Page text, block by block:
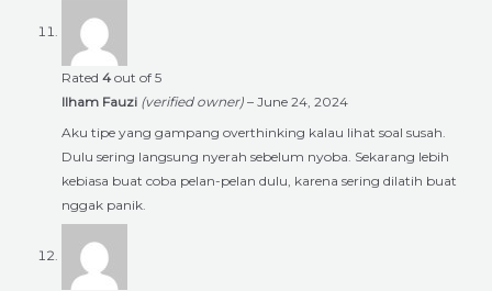
Rated 4 out of 5
Ilham Fauzi (verified owner) – June 24, 2024
Aku tipe yang gampang overthinking kalau lihat soal susah.
Dulu sering langsung nyerah sebelum nyoba. Sekarang lebih
kebiasa buat coba pelan-pelan dulu, karena sering dilatih buat
nggak panik.